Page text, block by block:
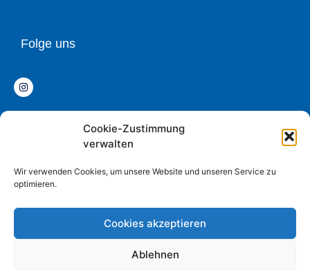
Cookie-Zustimmung
verwalten
Wir verwenden Cookies, um unsere Website und unseren Service zu
optimieren.
Cookies akzeptieren
Ablehnen
Folge uns
© COPYRIGHT 2020 Max-Weber-Schule
Powered and designed by ITWerk Giessen GmbH.